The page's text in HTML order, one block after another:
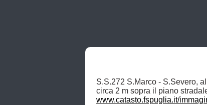
S.S.272 S.Marco - S.Severo,
www.catasto.fspuglia.it/